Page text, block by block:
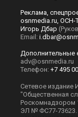
Реклама,
osnmedia.ru, ОСН-
Игорь Дбар
Email:
Дополнительные
adv@osnmedia.ru
Телефон: +7 495
Сетевое издание
"Общественная
Роскомнадзором
ЭЛ № ФС77-73623.